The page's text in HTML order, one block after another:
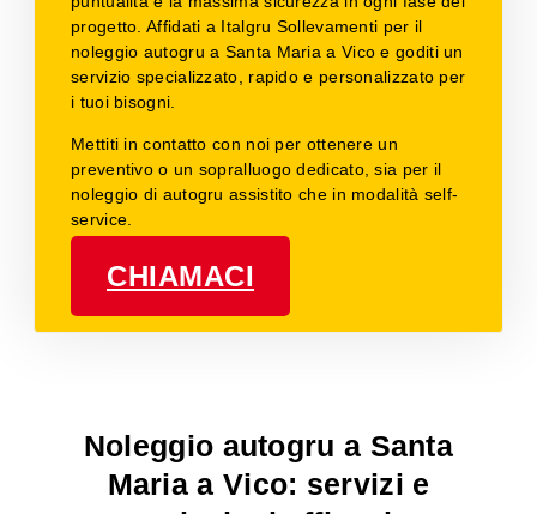
progetto. Affidati a Italgru Sollevamenti per il
noleggio autogru a Santa Maria a Vico e goditi un
servizio specializzato, rapido e personalizzato per
i tuoi bisogni.
Mettiti in contatto con noi per ottenere un
preventivo o un sopralluogo dedicato, sia per il
noleggio di autogru assistito che in modalità self-
service.
CHIAMACI
Noleggio autogru a Santa
Maria a Vico: servizi e